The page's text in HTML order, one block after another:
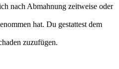
nach Abmahnung zeitweise oder
hat. Du gestattest dem
zuzufügen.